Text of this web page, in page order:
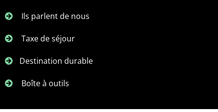
Ils parlent de nous
Taxe de séjour
Destination durable
Boîte à outils